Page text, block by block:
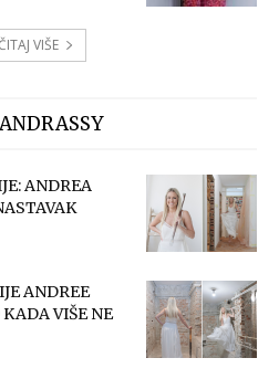
VIŠE
ANDREA
ANDREE
VIŠE NE